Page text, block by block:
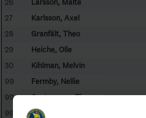
27
Karlsson, Axel
28
Granfält, Theo
29
Heiche, Olle
30
Kihlman, Melvin
99
Fermby, Nellie
99
Gustavsson, Thea
99
Karlsson, Selma